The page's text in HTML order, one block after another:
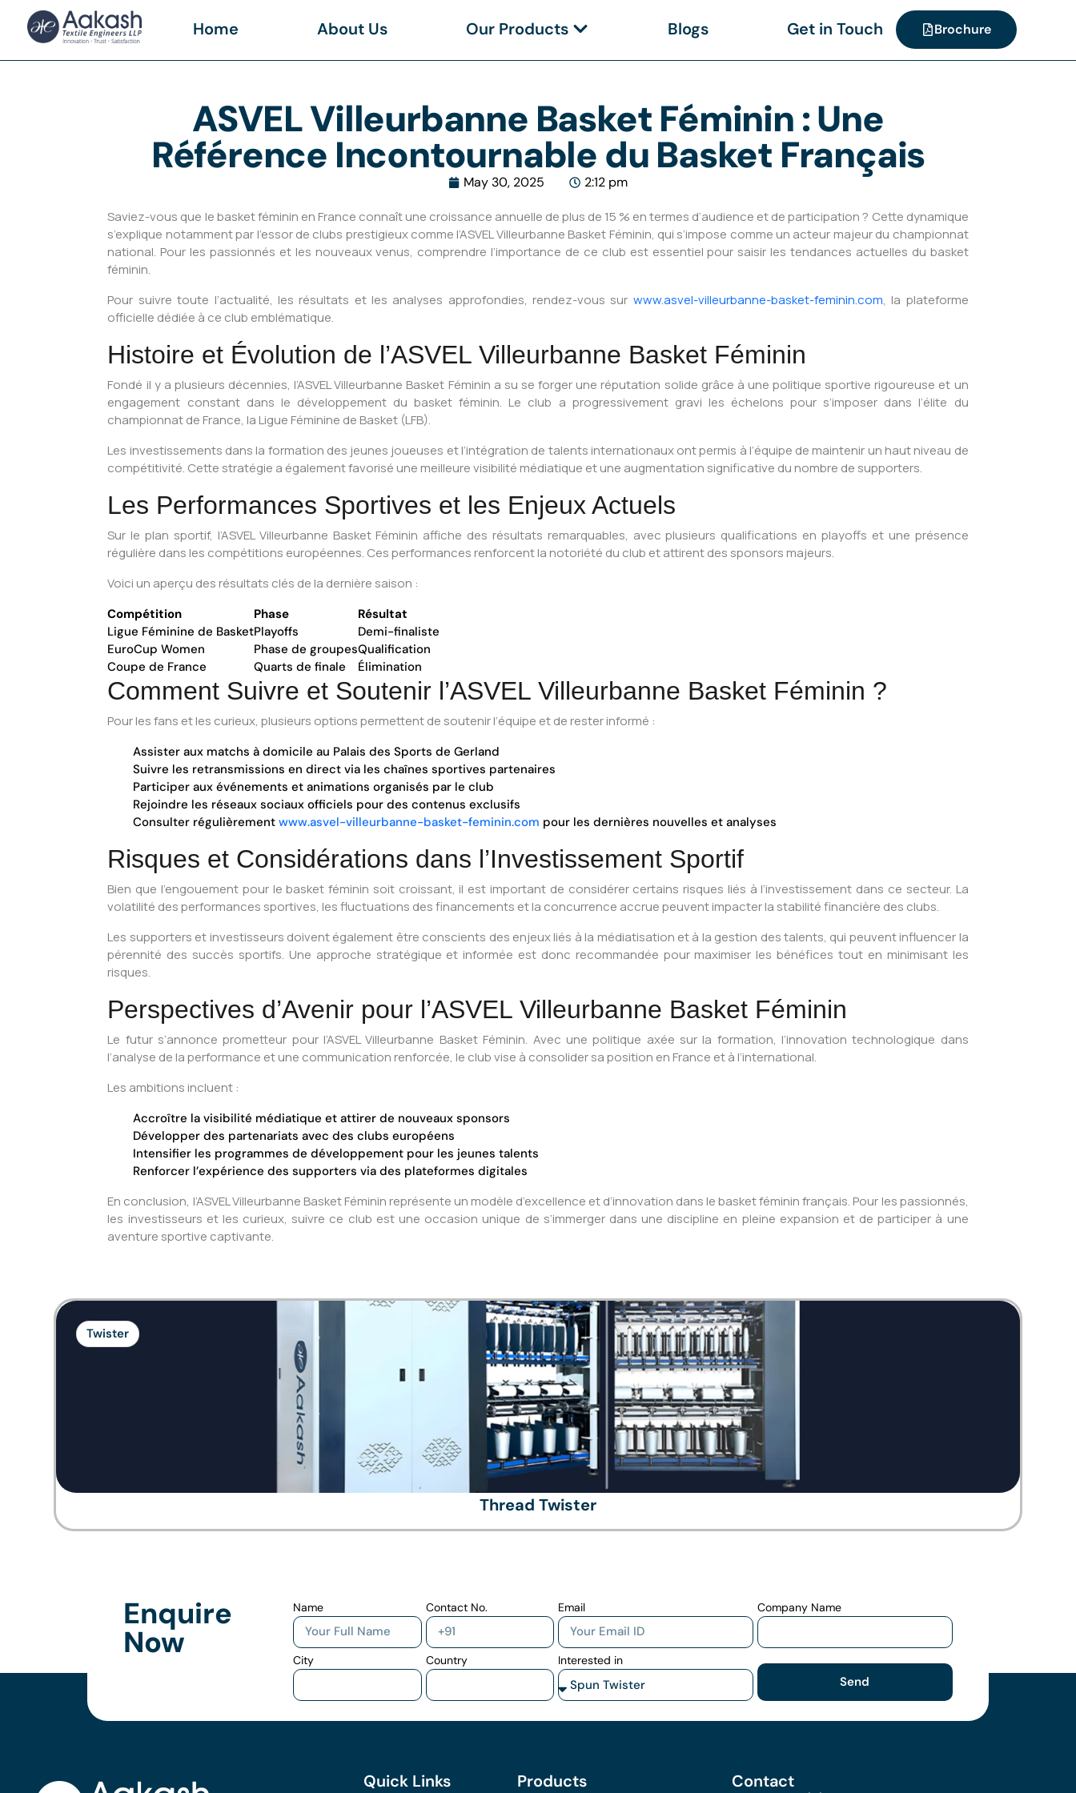
Home About Us Our Products Blogs Get in Touch Brochure
ASVEL Villeurbanne Basket Féminin : Une
Référence Incontournable du Basket Français
May 30, 2025 2:12 pm
Saviez-vous que le basket féminin en France connaît une croissance annuelle de plus de 15 % en termes d’audience et de participation ? Cette dynamique
s’explique notamment par l’essor de clubs prestigieux comme l’ASVEL Villeurbanne Basket Féminin, qui s’impose comme un acteur majeur du championnat
national. Pour les passionnés et les nouveaux venus, comprendre l’importance de ce club est essentiel pour saisir les tendances actuelles du basket
féminin.
Pour suivre toute l’actualité, les résultats et les analyses approfondies, rendez-vous sur www.asvel-villeurbanne-basket-feminin.com, la plateforme
officielle dédiée à ce club emblématique.
Histoire et Évolution de l’ASVEL Villeurbanne Basket Féminin
Fondé il y a plusieurs décennies, l’ASVEL Villeurbanne Basket Féminin a su se forger une réputation solide grâce à une politique sportive rigoureuse et un
engagement constant dans le développement du basket féminin. Le club a progressivement gravi les échelons pour s’imposer dans l’élite du
championnat de France, la Ligue Féminine de Basket (LFB).
Les investissements dans la formation des jeunes joueuses et l’intégration de talents internationaux ont permis à l’équipe de maintenir un haut niveau de
compétitivité. Cette stratégie a également favorisé une meilleure visibilité médiatique et une augmentation significative du nombre de supporters.
Les Performances Sportives et les Enjeux Actuels
Sur le plan sportif, l’ASVEL Villeurbanne Basket Féminin affiche des résultats remarquables, avec plusieurs qualifications en playoffs et une présence
régulière dans les compétitions européennes. Ces performances renforcent la notoriété du club et attirent des sponsors majeurs.
Voici un aperçu des résultats clés de la dernière saison :
Compétition Phase
Résultat
Ligue Féminine de BasketPlayoffs
Demi-finaliste
EuroCup Women
Phase de groupesQualification
Coupe de France
Quarts de finale Élimination
Comment Suivre et Soutenir l’ASVEL Villeurbanne Basket Féminin ?
Pour les fans et les curieux, plusieurs options permettent de soutenir l’équipe et de rester informé :
Assister aux matchs à domicile au Palais des Sports de Gerland
Suivre les retransmissions en direct via les chaînes sportives partenaires
Participer aux événements et animations organisés par le club
Rejoindre les réseaux sociaux officiels pour des contenus exclusifs
Consulter régulièrementwww.asvel-villeurbanne-basket-feminin.com pour les dernières nouvelles et analyses
Risques et Considérations dans l’Investissement Sportif
Bien que l’engouement pour le basket féminin soit croissant, il est important de considérer certains risques liés à l’investissement dans ce secteur. La
volatilité des performances sportives, les fluctuations des financements et la concurrence accrue peuvent impacter la stabilité financière des clubs.
Les supporters et investisseurs doivent également être conscients des enjeux liés à la médiatisation et à la gestion des talents, qui peuvent influencer la
pérennité des succès sportifs. Une approche stratégique et informée est donc recommandée pour maximiser les bénéfices tout en minimisant les
risques.
Perspectives d’Avenir pour l’ASVEL Villeurbanne Basket Féminin
Le futur s’annonce prometteur pour l’ASVEL Villeurbanne Basket Féminin. Avec une politique axée sur la formation, l’innovation technologique dans
l’analyse de la performance et une communication renforcée, le club vise à consolider sa position en France et à l’international.
Les ambitions incluent :
Accroître la visibilité médiatique et attirer de nouveaux sponsors
Développer des partenariats avec des clubs européens
Intensifier les programmes de développement pour les jeunes talents
Renforcer l’expérience des supporters via des plateformes digitales
En conclusion, l’ASVEL Villeurbanne Basket Féminin représente un modèle d’excellence et d’innovation dans le basket féminin français. Pour les passionnés,
les investisseurs et les curieux, suivre ce club est une occasion unique de s’immerger dans une discipline en pleine expansion et de participer à une
aventure sportive captivante.
Twister
Thread Twister
Enquire
Now
Name Contact No. Email Company Name
City Country Interested in
Send
Quick Links Products Contact